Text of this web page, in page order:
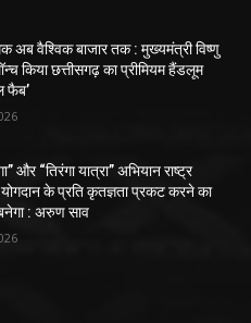
अब वैश्विक बाजार तक : मुख्यमंत्री विष्णु
किया छत्तीसगढ़ का प्रीमियम हैंडलूम
फैब’
और “तिरंगा यात्रा” अभियान राष्ट्र
योगदान के प्रति कृतज्ञता प्रकट करने का
: अरुण साव